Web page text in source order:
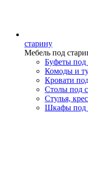
старину
Мебель под
Буфеты под
Комоды и
Кровати
Столы под
Стулья,
Шкафы под